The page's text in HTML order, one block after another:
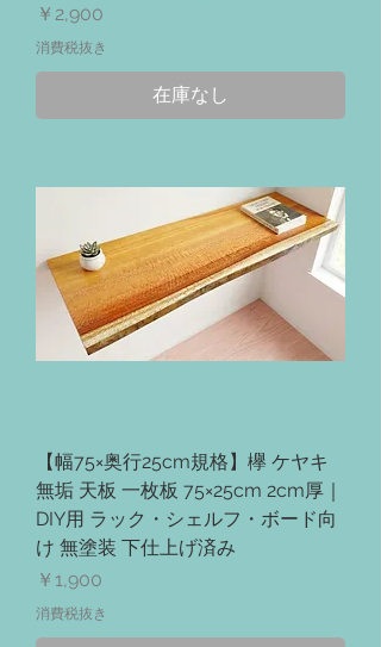
価格
￥2,900
消費税抜き
在庫なし
【幅75×奥行25cm規格】欅 ケヤキ
無垢 天板 一枚板 75×25cm 2cm厚｜
DIY用 ラック・シェルフ・ボード向
け 無塗装 下仕上げ済み
価格
￥1,900
消費税抜き